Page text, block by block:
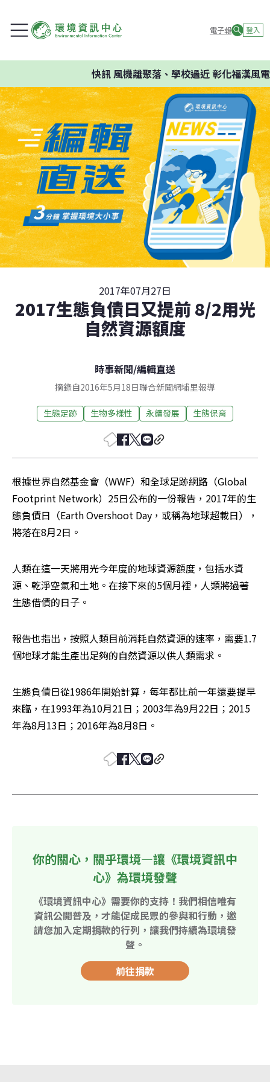
電子報 登入
快訊風機離聚落、學校過近 彰化福漢風電
2017年07月27日
2017生態負債日又提前 8/2用光
自然資源額度
時事新聞/編輯直送
摘錄自2016年5月18日聯合新聞網埔里報導
生態足跡 生物多樣性 永續發展 生態保育
根據世界自然基金會（WWF）和全球足跡網路（Global
Footprint Network）25日公布的一份報告，2017年的生
態負債日（Earth Overshoot Day，或稱為地球超載日），
將落在8月2日。
人類在這一天將用光今年度的地球資源額度，包括水資
源、乾淨空氣和土地。在接下來的5個月裡，人類將過著
生態借債的日子。
報告也指出，按照人類目前消耗自然資源的速率，需要1.7
個地球才能生產出足夠的自然資源以供人類需求。
生態負債日從1986年開始計算，每年都比前一年還要提早
來臨，在1993年為10月21日；2003年為9月22日；2015
年為8月13日；2016年為8月8日。
你的關心，關乎環境—讓《環境資訊中
心》為環境發聲
《環境資訊中心》需要你的支持！我們相信唯有
資訊公開普及，才能促成民眾的參與和行動，邀
請您加入定期捐款的行列，讓我們持續為環境發
聲。
前往捐款